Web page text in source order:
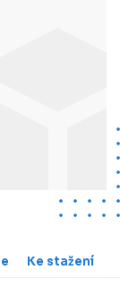
Ke stažení